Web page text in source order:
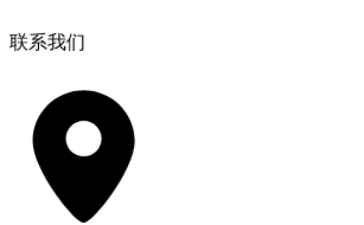
联系我们